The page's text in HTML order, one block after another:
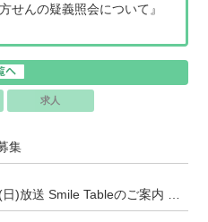
せんの疑義照会について』
求人
集